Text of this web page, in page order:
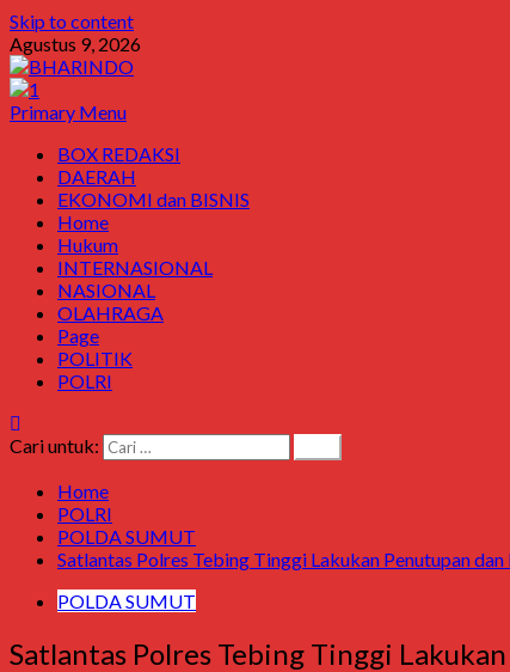
Skip to content
Agustus 9, 2026
Primary Menu
BOX REDAKSI
DAERAH
EKONOMI dan BISNIS
Home
Hukum
INTERNASIONAL
NASIONAL
OLAHRAGA
Page
POLITIK
POLRI
Cari untuk:
Home
POLRI
POLDA SUMUT
Satlantas Polres Tebing Tinggi Lakukan Penutupan
POLDA SUMUT
Satlantas Polres Tebing Tinggi